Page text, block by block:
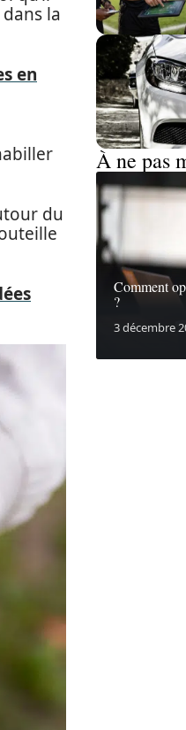
la
en
du
À ne pas
Comment
?
3 décembre